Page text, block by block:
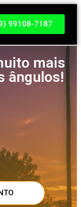
99108-7187
mais
ângulos!